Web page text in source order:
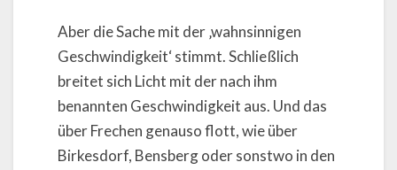
Aber die Sache mit der ‚wahnsinnigen
Geschwindigkeit‘ stimmt. Schließlich
breitet sich Licht mit der nach ihm
benannten Geschwindigkeit aus. Und das
über Frechen genauso flott, wie über
Birkesdorf, Bensberg oder sonstwo in den